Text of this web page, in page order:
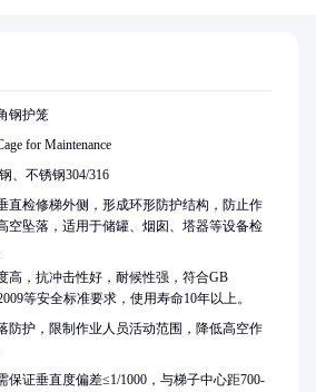
钢护笼
for Maintenance
、不锈钢304/316
直检修梯外侧，形成环形防护结构，防止作
空坠落，适用于储罐、烟囱、塔器等设备检
高，抗冲击性好，耐候性强，符合GB
等安全标准要求，使用寿命10年以上。
防护，限制作业人员活动范围，降低高空作
保证垂直度偏差≤1/1000，与梯子中心距700-